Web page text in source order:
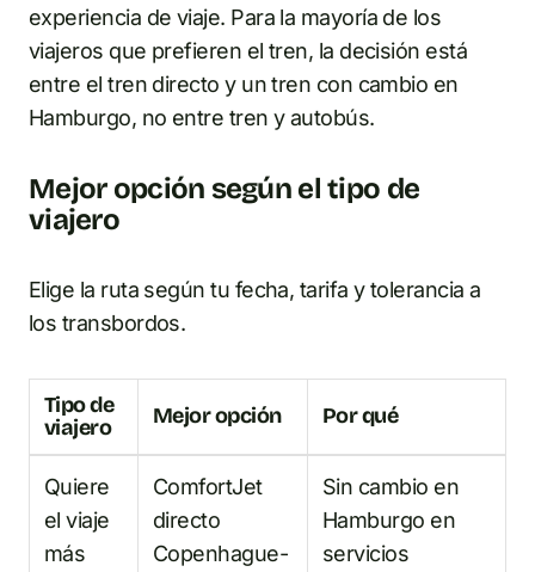
experiencia de viaje. Para la mayoría de los
viajeros que prefieren el tren, la decisión está
entre el tren directo y un tren con cambio en
Hamburgo, no entre tren y autobús.
Mejor opción según el tipo de
viajero
Elige la ruta según tu fecha, tarifa y tolerancia a
los transbordos.
Tipo de
viajero
Mejor opción Por qué
Quiere
el viaje
más
ComfortJet
directo
Copenhague-
Sin cambio en
Hamburgo en
servicios